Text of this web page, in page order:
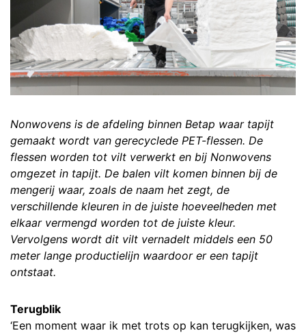
Nonwovens is de afdeling binnen Betap waar tapijt
gemaakt wordt van gerecyclede PET-flessen. De
flessen worden tot vilt verwerkt en bij Nonwovens
omgezet in tapijt. De balen vilt komen binnen bij de
mengerij waar, zoals de naam het zegt, de
verschillende kleuren in de juiste hoeveelheden met
elkaar vermengd worden tot de juiste kleur.
Vervolgens wordt dit vilt vernadelt middels een 50
meter lange productielijn waardoor er een tapijt
ontstaat.
Terugblik
‘Een moment waar ik met trots op kan terugkijken, was